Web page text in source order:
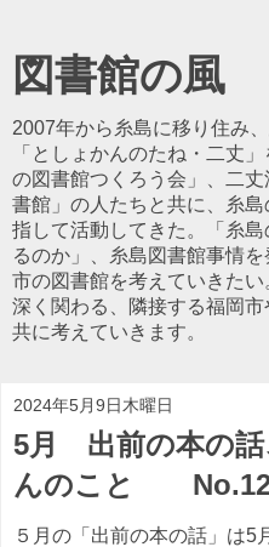
図書館の風
2007年から糸島に移り住み
「としょかんのたね・二丈
の図書館つくろう会」、二
書館」の人たちと共に、糸
指して活動してきた。「糸
るのか」、糸島図書館事情
市の図書館を考えていきた
深く関わる、隣接する福岡
共に考えていきます。
2024年5月9日木曜日
5月 出前の本の話
んのこと
５月の「出前の本の話」は5